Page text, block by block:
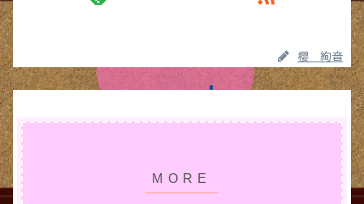
櫻 絢音